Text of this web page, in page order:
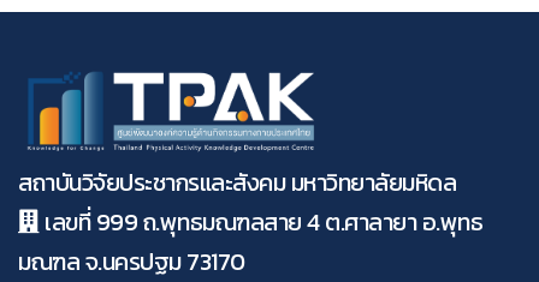
สถาบันวิจัยประชากรและสังคม มหาวิทยาลัยมหิดล
เลขที่ 999 ถ.พุทธมณฑลสาย 4 ต.ศาลายา อ.พุทธ
มณฑล จ.นครปฐม 73170